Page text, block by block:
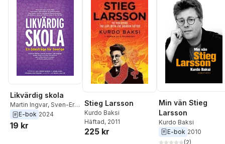
Likvärdig skola
Martin Ingvar, Sven-Eric
Liedman, Kurdo Baksi
Sverker Sörlin
E-bok 2024
19 kr
Stieg Larsson
Kurdo Baksi
Häftad, 2011
225 kr
Min vän Stieg
Larsson
Kurdo Baksi
E-bok 2010
(2)